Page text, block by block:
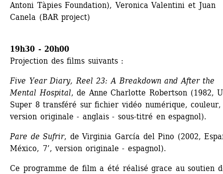
Antoni Tàpies Foundation), Veronica Valentini et Juan
Canela (BAR project)
19h30 - 20h00
Projection des films suivants :
Five Year Diary, Reel 23: A Breakdown and After the
Mental Hospital, de Anne Charlotte Robertson (1982,
Super 8 transféré sur fichier vidéo numérique, couleur,
version originale - anglais - sous-titré en espagnol).
Pare de Sufrir, de Virginia García del Pino (2002,
México, 7’, version originale - espagnol).
Ce programme de film a été réalisé grace au soutien